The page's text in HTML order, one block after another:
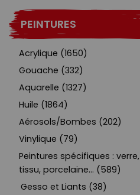
PEINTURES
Acrylique (1650)
Gouache (332)
Aquarelle (1327)
Huile (1864)
Aérosols/Bombes (202)
Vinylique (79)
Peintures spécifiques : verre,
tissu, porcelaine... (589)
Gesso et Liants (38)